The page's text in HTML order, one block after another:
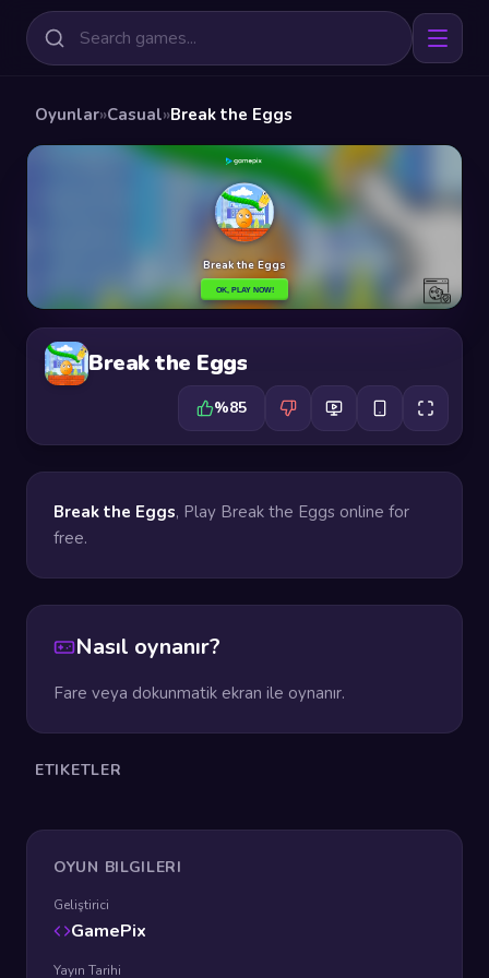
Oyunlar»Casual»Break the Eggs
Break the Eggs
%85
Break the Eggs, Play Break the Eggs online for
free.
Nasıl oynanır?
Fare veya dokunmatik ekran ile oynanır.
ETIKETLER
OYUN BILGILERI
Geliştirici
GamePix
Yayın Tarihi